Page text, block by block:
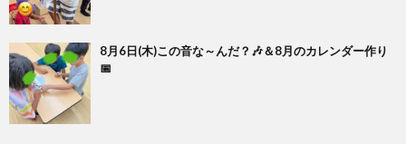
8月6日(木)この音な～んだ？🎶＆8月のカレンダー作り
📅